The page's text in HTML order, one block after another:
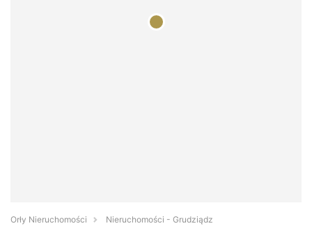
Orły Nieruchomości
Nieruchomości - Grudziądz